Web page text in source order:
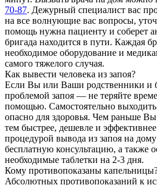
70-87. Дежурный специалист вас
на все волнующие вас вопросы,
помощь нужна пациенту и соберет
бригада находится в пути. Каждая
необходимое оборудование и
самого тяжелого случая.
Как вывести человека из запоя?
Если Вы или Ваши родственники и
проблемой запоя — не теряйте
помощью. Самостоятельно выходить
опасно для здоровья. Чем раньше
тем быстрее, дешевле и
процедурой вывода из запоя на
бесплатную консультацию, а также
необходимые таблетки на 2-3 дня.
Кому противопоказаны
Абсолютных противопоказаний к